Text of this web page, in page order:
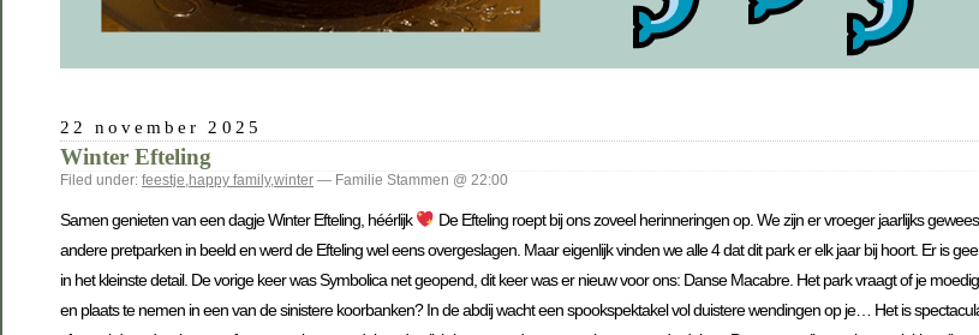
22 november 2025
Winter Efteling
Filed under: feestje happy family,winter — Familie Stammen @ 22:00
Samen genieten van een dagje Winter Efteling, héérlijk
De Efteling roept bij ons zoveel herinneringen op. We zijn er vroeger jaarlijks
andere pretparken in beeld en werd de Efteling wel eens overgeslagen. Maar eigenlijk vinden we alle 4 dat dit park er elk jaar bij hoort. Er is
in het kleinste detail. De vorige keer was Symbolica net geopend, dit keer was er nieuw voor ons: Danse Macabre. Het park vraagt of je
en plaats te nemen in een van de sinistere koorbanken? In de abdij wacht een spookspektakel vol duistere wendingen op je… Het is